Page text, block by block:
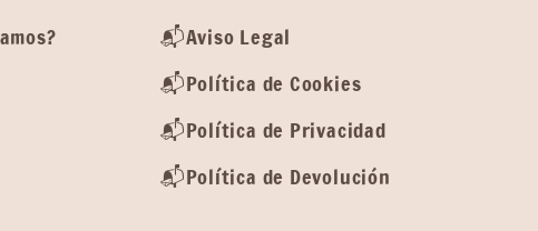
📬Aviso Legal
📬Política de Cookies
📬Política de Privacidad
📬Política de Devolución